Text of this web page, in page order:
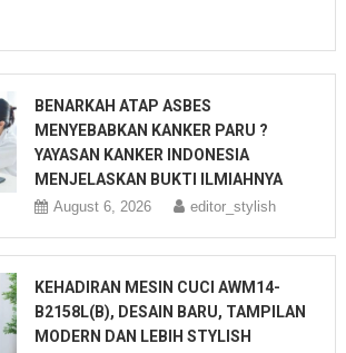
BENARKAH ATAP ASBES
MENYEBABKAN KANKER PARU ?
YAYASAN KANKER INDONESIA
MENJELASKAN BUKTI ILMIAHNYA
August 6, 2026 editor_stylish
KEHADIRAN MESIN CUCI AWM14-
B2158L(B), DESAIN BARU, TAMPILAN
MODERN DAN LEBIH STYLISH